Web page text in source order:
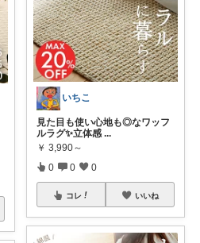
いちこ
見た目も使い心地も◎なワッフ
ルラグ✨立体感 ...
￥ 3,990～
0 0 0
コレ いいね